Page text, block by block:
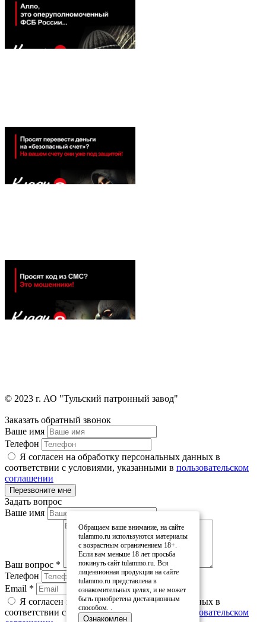
© 2023 г. АО "Тульский патронный завод"
Заказать обратный звонок
Ваше имя
Телефон
Я согласен на обработку персональных данных в
соответствии с условиями, указанными в пользовательском
соглашении
Задать вопрос
Ваше имя
Ваш вопрос *
Телефон
Email *
Я согласен на обработку персональных данных в
соответствии с условиями, указанными в
пользовательском
Обращаем ваше внимание, на сайте
tulammo.ru используются материалы
с возрастным ограничением 18+.
Если вам меньше 18 лет просьба
покинуть сайт tulammo.ru. Вся
лицензионная продукция на сайте
tulammo.ru представлена в
ознакомительных целях, и не может
быть приобретена дистанционным
способом. .
Ознакомлен